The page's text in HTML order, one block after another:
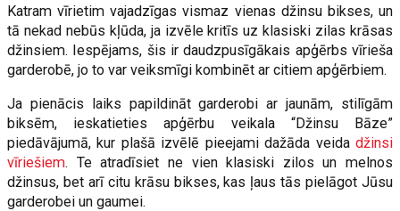
Katram vīrietim vajadzīgas vismaz vienas džinsu bikses, un
tā nekad nebūs kļūda, ja izvēle kritīs uz klasiski zilas krāsas
džinsiem. Iespējams, šis ir daudzpusīgākais apģērbs vīrieša
garderobē, jo to var veiksmīgi kombinēt ar citiem apģērbiem.
Ja pienācis laiks papildināt garderobi ar jaunām, stilīgām
biksēm, ieskatieties apģērbu veikala “Džinsu Bāze”
piedāvājumā, kur plašā izvēlē pieejami dažāda veida džinsi
vīriešiem. Te atradīsiet ne vien klasiski zilos un melnos
džinsus, bet arī citu krāsu bikses, kas ļaus tās pielāgot Jūsu
garderobei un gaumei.